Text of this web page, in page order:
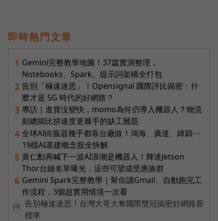
即時熱門文章
1 Gemini完整教學地圖！37篇實測整理，
Notebooks、Spark、提示詞架構全打包
2 告別「極速迷思」！Opensignal 國際評比揭密：什
麼才是 5G 時代的好網路？
3 專訪｜進貨沒變快，momo為何仍導入機器人？物流
副總揭比拚速度更棘手的缺工難題
4 全球AI伺服器幾乎都靠台廠做！鴻海、廣達、緯穎⋯
19檔AI基建概念股全拆解
5 黃仁勳再喊下一波AI浪潮是機器人！輝達Jetson
Thor台鏈名單曝光，這些可望成受惠族群
6 Gemini Spark完整教學｜幫你讀Gmail、自動跑完工
作流程，3個超實用情境一次看
PR
告別極速迷思！台灣大哥大奪國際雙冠揭密好網路新
標準